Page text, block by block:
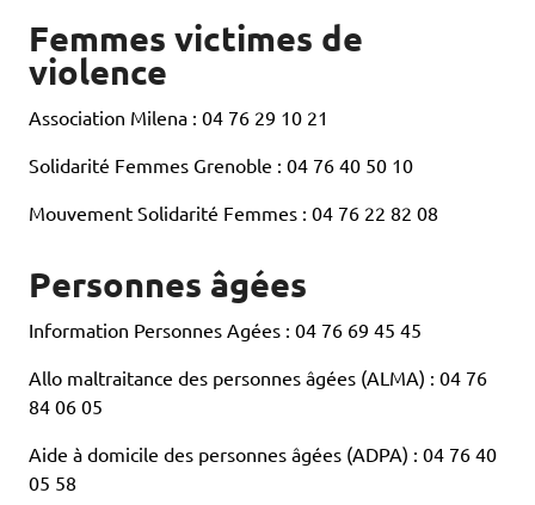
Femmes victimes de
violence
Association Milena : 04 76 29 10 21
Solidarité Femmes Grenoble : 04 76 40 50 10
Mouvement Solidarité Femmes : 04 76 22 82 08
Personnes âgées
Information Personnes Agées : 04 76 69 45 45
Allo maltraitance des personnes âgées (ALMA) : 04 76
84 06 05
Aide à domicile des personnes âgées (ADPA) : 04 76 40
05 58